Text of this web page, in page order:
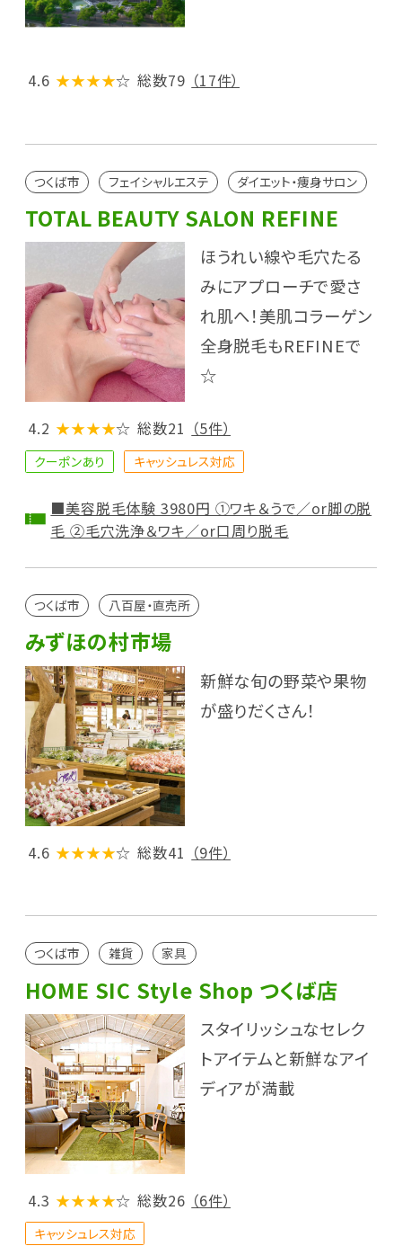
4.6 ★★★★☆ 総数79 （17件）
つくば市 フェイシャルエステ ダイエット・痩身サロン
TOTAL BEAUTY SALON REFINE
ほうれい線や毛穴たる
みにアプローチで愛さ
れ肌へ！美肌コラーゲン
全身脱毛もREFINEで
☆
4.2 ★★★★☆ 総数21 （5件）
クーポンあり キャッシュレス対応
■美容脱毛体験 3980円 ①ワキ＆うで／or脚の脱
毛 ②毛穴洗浄＆ワキ／or口周り脱毛
つくば市 八百屋・直売所
みずほの村市場
新鮮な旬の野菜や果物
が盛りだくさん！
4.6 ★★★★☆ 総数41 （9件）
つくば市 雑貨 家具
HOME SIC Style Shop つくば店
スタイリッシュなセレク
トアイテムと新鮮なアイ
ディアが満載
4.3 ★★★★☆ 総数26 （6件）
キャッシュレス対応